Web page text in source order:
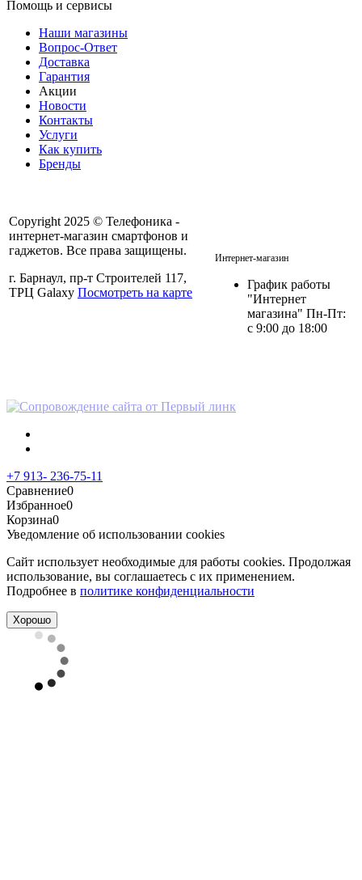
Помощь и сервисы
Наши магазины
Вопрос-Ответ
Доставка
Гарантия
Акции
Новости
Контакты
Услуги
Как купить
Бренды
Copyright 2025 © Телефоника -
интернет-магазин смартфонов и
гаджетов. Все права защищены.
г. Барнаул, пр-т Строителей 117,
ТРЦ Galaxy Посмотреть на карте
Интернет-магазин
График работы
"Интернет
магазина" Пн-Пт:
с 9:00 до 18:00
+7 913- 236-75-11
Сравнение0
Избранное0
Корзина0
Уведомление об использовании cookies
Сайт использует необходимые для работы cookies. Продолжая
использование, вы соглашаетесь с их применением.
Подробнее в политике конфиденциальности
Хорошо